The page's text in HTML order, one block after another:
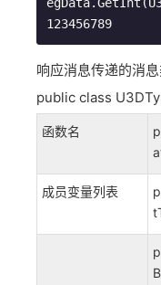
123456789
响应消息传递的消
public class
函数名
成员变量列表